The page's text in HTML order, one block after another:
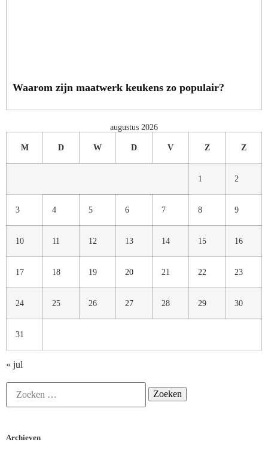
Waarom zijn maatwerk keukens zo populair?
augustus 2026
M D W D V Z Z
1 2
3 4 5 6 7 8 9
10 11 12 13 14 15 16
17 18 19 20 21 22 23
24 25 26 27 28 29 30
31
« jul
Archieven